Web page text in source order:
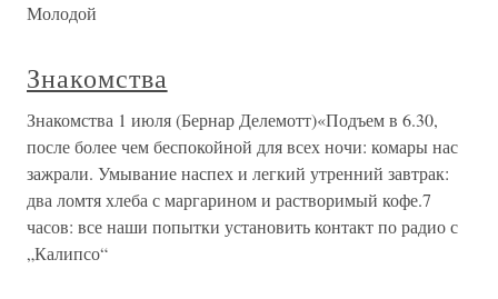
Молодой
Знакомства
Знакомства 1 июля (Бернар Делемотт)«Подъем в 6.30,
после более чем беспокойной для всех ночи: комары нас
зажрали. Умывание наспех и легкий утренний завтрак:
два ломтя хлеба с маргарином и растворимый кофе.7
часов: все наши попытки установить контакт по радио с
„Калипсо“